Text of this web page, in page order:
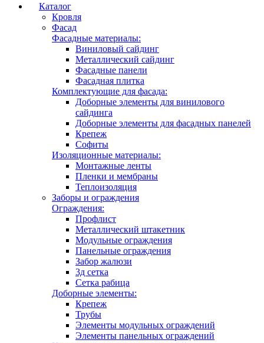
Каталог
Кровля
Фасад
Фасадные материалы:
Виниловый сайдинг
Металлический сайдинг
Фасадные панели
Фасадная плитка
Комплектующие для фасада:
Доборные элементы для винилового
сайдинга
Доборные элементы для фасадных панелей
Крепеж
Софиты
Изоляционные материалы:
Монтажные ленты
Пленки и мембраны
Теплоизоляция
Заборы и ограждения
Ограждения:
Профлист
Металлический штакетник
Модульные ограждения
Панельные ограждения
Забор жалюзи
3д сетка
Сетка рабица
Доборные элементы:
Крепеж
Трубы
Элементы модульных ограждений
Элементы панельных ограждений